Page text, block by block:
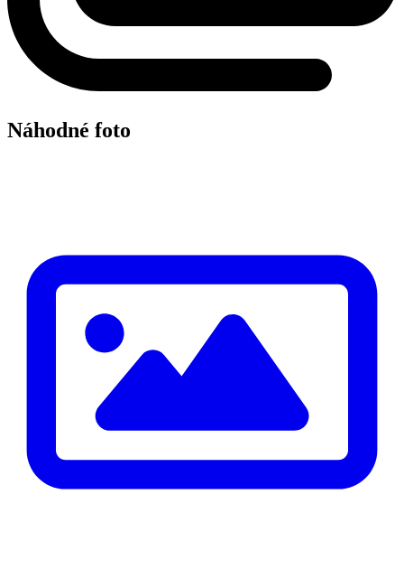
Náhodné foto